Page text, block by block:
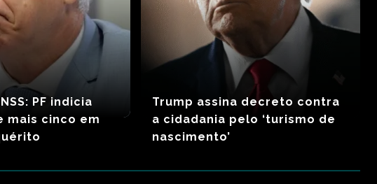
PF indicia
mais cinco em
Trump assina decreto contra
a cidadania pelo ‘turismo de
nascimento’